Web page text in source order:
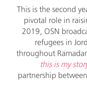
This is the second
pivotal role in
2019, OSN
refugees in
throughout
this is my
partnership